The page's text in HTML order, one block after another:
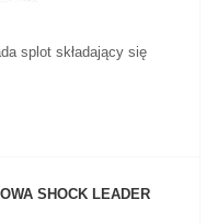
splot składający się
SHOCK LEADER